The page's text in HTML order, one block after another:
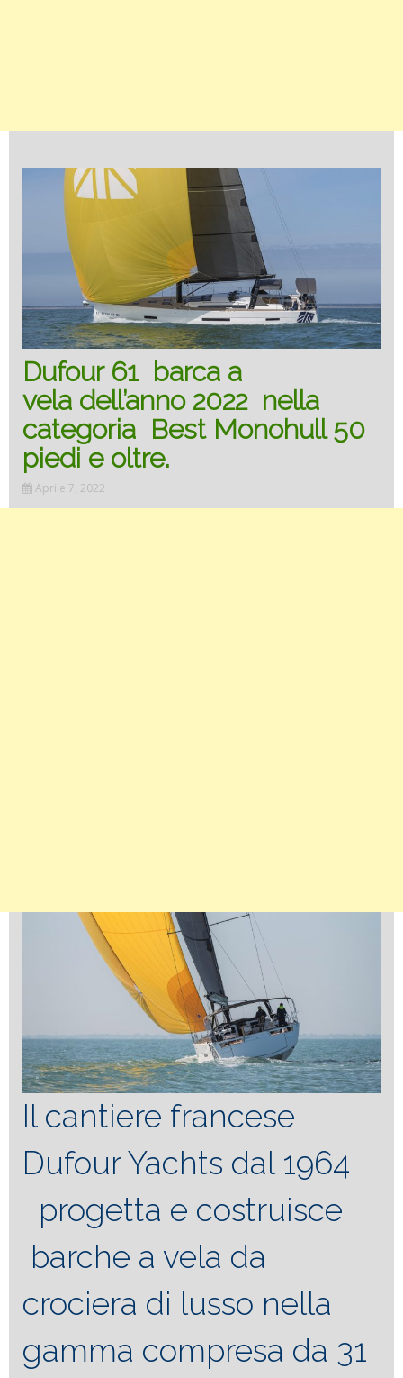
Dufour 61 barca a
vela dell’anno 2022 nella
categoria Best Monohull 50
piedi e oltre.
Aprile 7, 2022
Il cantiere francese
Dufour Yachts dal 1964
progetta e costruisce
barche a vela da
crociera di lusso nella
gamma compresa da 31